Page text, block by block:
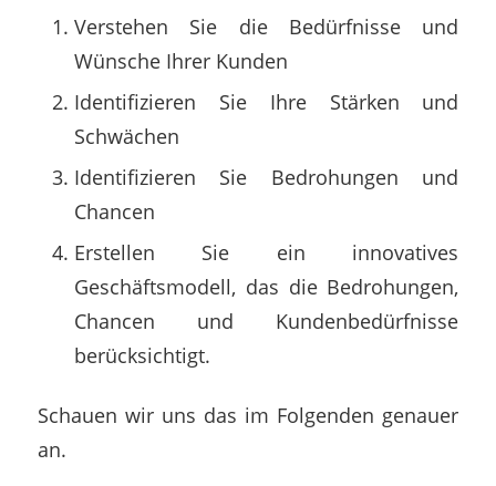
Verstehen Sie die Bedürfnisse und
Wünsche Ihrer Kunden
Identifizieren Sie Ihre Stärken und
Schwächen
Identifizieren Sie Bedrohungen und
Chancen
Erstellen Sie ein innovatives
Geschäftsmodell, das die Bedrohungen,
Chancen und Kundenbedürfnisse
berücksichtigt.
Schauen wir uns das im Folgenden genauer
an.